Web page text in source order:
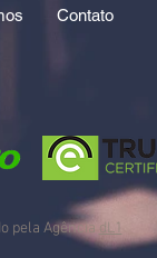
Contato
pela Agência dL1